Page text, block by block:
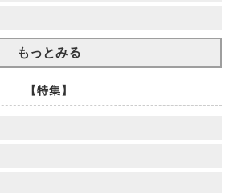
もっとみる
【特集】